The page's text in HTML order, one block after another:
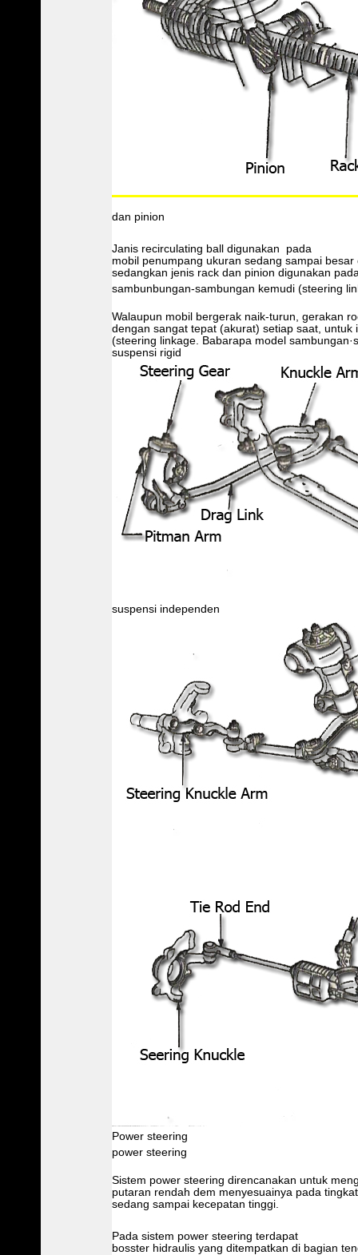
dan pinion
Janis recirculating ball digunakan pada
mobil penumpang ukuran sedang sampai
sedangkan jenis rack dan pinion digunakan
sambunbungan-sambungan kemudi (steering
Walaupun mobil bergerak naik-turun, gerakan
dengan sangat tepat (akurat) setiap saat,
(steering linkage. Babarapa model
suspensi rigid
suspensi independen
Power steering
power steering
Sistem power steering direncanakan untuk
putaran rendah dem menyesuainya pada
sedang sampai kecepatan tinggi.
Pada sistem power steering terdapat
bosster hidraulis yang ditempatkan di bagian